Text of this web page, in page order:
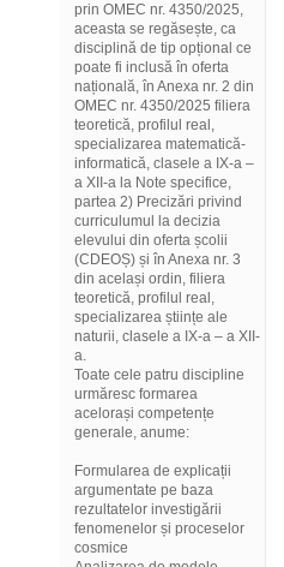
prin OMEC nr. 4350/2025,
aceasta se regăsește, ca
disciplină de tip opțional ce
poate fi inclusă în oferta
națională, în Anexa nr. 2 din
OMEC nr. 4350/2025 filiera
teoretică, profilul real,
specializarea matematică-
informatică, clasele a IX-a –
a XII-a la Note specifice,
partea 2) Precizări privind
curriculumul la decizia
elevului din oferta școlii
(CDEOȘ) și în Anexa nr. 3
din același ordin, filiera
teoretică, profilul real,
specializarea științe ale
naturii, clasele a IX-a – a XII-
a.
Toate cele patru discipline
urmăresc formarea
acelorași competențe
generale, anume:
Formularea de explicații
argumentate pe baza
rezultatelor investigării
fenomenelor și proceselor
cosmice